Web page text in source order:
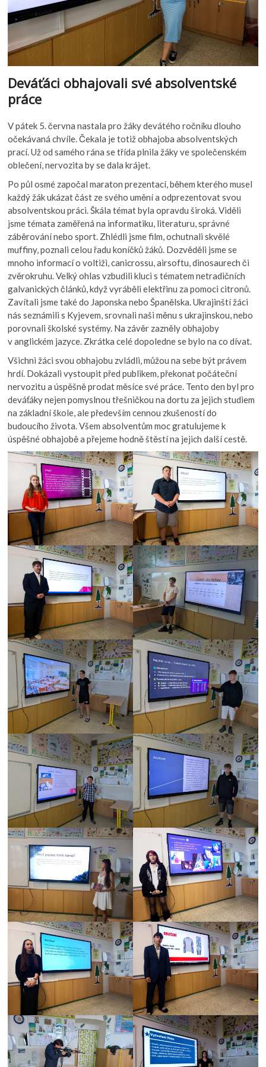
Deváťáci obhajovali své absolventské
práce
V pátek 5. června nastala pro žáky devátého ročníku dlouho
očekávaná chvíle. Čekala je totiž obhajoba absolventských
prací. Už od samého rána se třída plnila žáky ve společenském
oblečení, nervozita by se dala krájet.
Po půl osmé započal maraton prezentací, během kterého musel
každý žák ukázat část ze svého umění a odprezentovat svou
absolventskou práci. Škála témat byla opravdu široká. Viděli
jsme témata zaměřená na informatiku, literaturu, správné
záběrování nebo sport. Zhlédli jsme film, ochutnali skvělé
muffiny, poznali celou řadu koníčků žáků. Dozvěděli jsme se
mnoho informací o voltiži, canicrossu, airsoftu, dinosaurech či
zvěrokruhu. Velký ohlas vzbudili kluci s tématem netradičních
galvanických článků, když vyráběli elektřinu za pomoci citronů.
Zavítali jsme také do Japonska nebo Španělska. Ukrajinští žáci
nás seznámili s Kyjevem, srovnali naši měnu s ukrajinskou, nebo
porovnali školské systémy. Na závěr zazněly obhajoby
v anglickém jazyce. Zkrátka celé dopoledne se bylo na co dívat.
Všichni žáci svou obhajobu zvládli, můžou na sebe být právem
hrdí. Dokázali vystoupit před publikem, překonat počáteční
nervozitu a úspěšně prodat měsíce své práce. Tento den byl pro
deváťáky nejen pomyslnou třešničkou na dortu za jejich studiem
na základní škole, ale především cennou zkušeností do
budoucího života. Všem absolventům moc gratulujeme k
úspěšné obhajobě a přejeme hodně štěstí na jejich další cestě.